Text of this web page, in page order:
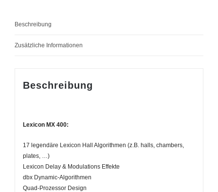
Beschreibung
Zusätzliche Informationen
Beschreibung
Lexicon MX 400:
17 legendäre Lexicon Hall Algorithmen (z.B. halls, chambers,
plates, …)
Lexicon Delay & Modulations Effekte
dbx Dynamic-Algorithmen
Quad-Prozessor Design